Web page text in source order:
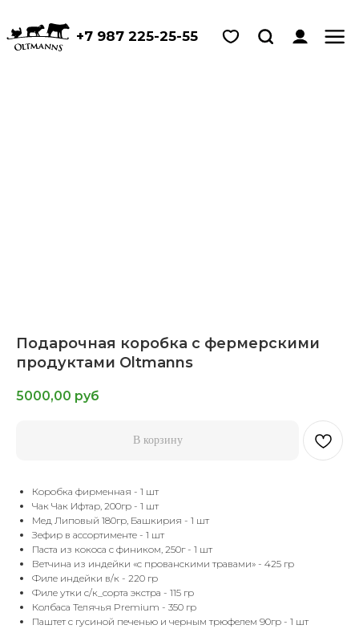
+7 987 225-25-55
Подарочная коробка с фермерскими
продуктами Oltmanns
5000,00 руб
В корзину
Коробка фирменная - 1 шт
Чак Чак Ифтар, 200гр - 1 шт
Мед Липовый 180гр, Башкирия - 1 шт
Зефир в ассортименте - 1 шт
Паста из кокоса с фиником, 250г - 1 шт
Ветчина из индейки «с прованскими травами» - 425 гр
Филе индейки в/к - 220 гр
Филе утки с/к_сорта экстра - 115 гр
Колбаса Телячья Premium - 350 гр
Паштет с гусиной печенью и черным трюфелем 90гр - 1 шт